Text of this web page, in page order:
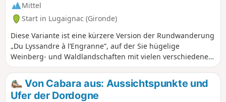
Mittel
Start in Lugaignac (Gironde)
Diese Variante ist eine kürzere Version der Rundwanderung
„Du Lyssandre à l’Engranne”, auf der Sie hügelige
Weinberg- und Waldlandschaften mit vielen verschiedenen
Ausblicken bewundern können. Bei der Erkundung dieser
reizvollen Gegend entdecken Sie Schlösser, Festungshäuser
und malerische Weiler.
Von Cabara aus: Aussichtspunkte und
Ufer der Dordogne